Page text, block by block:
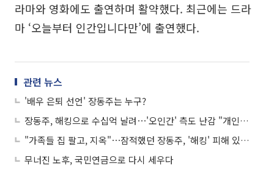
라마와 영화에도 출연하며 활약했다. 최근에는 드라
마 ‘오늘부터 인간입니다만’에 출연했다.
관련 뉴스
'배우 은퇴 선언' 장동주는 누구?
장동주, 해킹으로 수십억 날려⋯'오인간' 측도 난감 "개인적 이슈"
"가족들 집 팔고, 지옥"⋯잠적했던 장동주, '해킹' 피해 있었다
무너진 노후, 국민연금으로 다시 세우다